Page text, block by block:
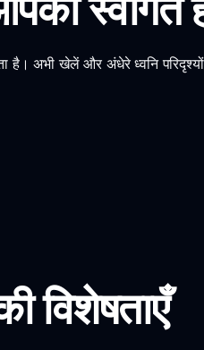
है। अभी खेलें और अंधेरे ध्वनि
विशेषताएँ